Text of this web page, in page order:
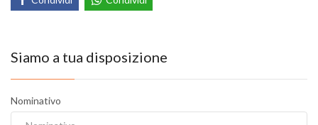
Siamo a tua disposizione
Nominativo